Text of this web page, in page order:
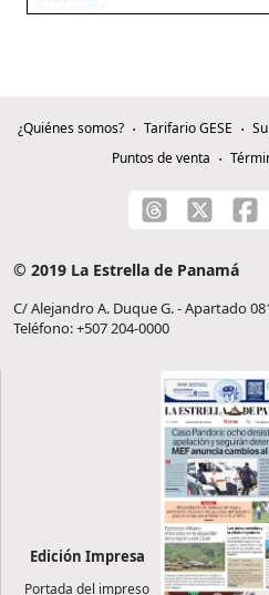
¿Quiénes somos? Tarifario GESE
Puntos de venta
© 2019 La Estrella de Panamá
C/ Alejandro A. Duque G. - Apartado
Teléfono: +507 204-0000
Edición Impresa
Portada del impreso